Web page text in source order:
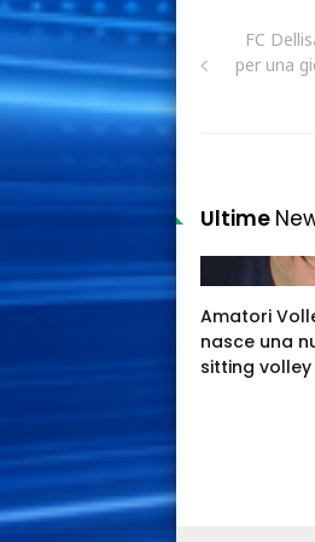
FC
per una
Ultime
Amatori
nasce una
sitting volley